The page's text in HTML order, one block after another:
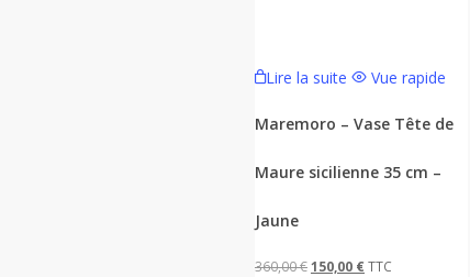
Lire la suite Vue rapide
Maremoro – Vase Tête de
Maure sicilienne 35 cm –
Jaune
360,00€Le
150,00 € Le
TTC